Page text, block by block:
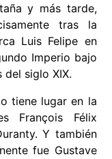
y más tarde,
tras la
Luis Felipe en
Imperio bajo
del siglo XIX.
tiene lugar en la
François Félix
Y también
fue Gustave